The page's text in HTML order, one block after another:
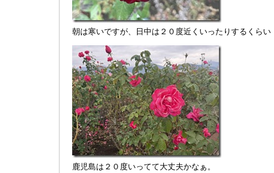
朝は寒いですが、日中は２０度近くいったりするくらい
鹿児島は２０度いってて大丈夫かなぁ。